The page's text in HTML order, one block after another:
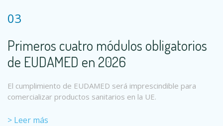
03
Primeros cuatro módulos obligatorios
de EUDAMED en 2026
El cumplimiento de EUDAMED será imprescindible para
comercializar productos sanitarios en la UE.
> Leer más